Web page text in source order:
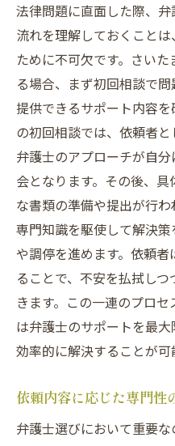
法律問題に直面した際、
流れを理解しておくこと
ために不可欠です。さい
る場合、まず初回相談で
提供できるサポート内容
の初回相談では、依頼者と
弁護士のアプローチが自
会となります。その後、
な書類の準備や提出が行
専門知識を駆使して解決
や調停を進めます。依頼
ることで、不安を払拭し
きます。この一連のプロ
は弁護士のサポートを最
効率的に解決することが可
依頼内容に応じた専門性
弁護士選びにおいて重要